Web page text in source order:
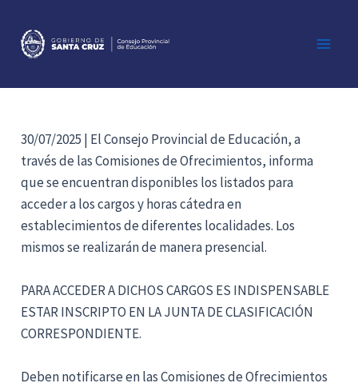
contenido
30/07/2025 | El Consejo Provincial de Educación, a
través de las Comisiones de Ofrecimientos, informa
que se encuentran disponibles los listados para
acceder a los cargos y horas cátedra en
establecimientos de diferentes localidades. Los
mismos se realizarán de manera presencial.
PARA ACCEDER A DICHOS CARGOS ES INDISPENSABLE
ESTAR INSCRIPTO EN LA JUNTA DE CLASIFICACIÓN
CORRESPONDIENTE.
Deben notificarse en las Comisiones de Ofrecimientos